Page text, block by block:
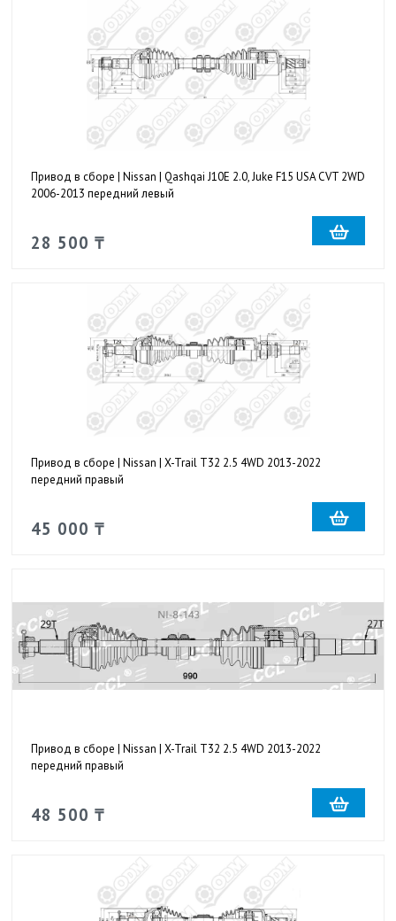
Привод в сборе | Nissan | Qashqai J10E 2.0, Juke F15 USA CVT 2WD
2006-2013 передний левый
28 500 ₸
Привод в сборе | Nissan | X-Trail T32 2.5 4WD 2013-2022
передний правый
45 000 ₸
Привод в сборе | Nissan | X-Trail T32 2.5 4WD 2013-2022
передний правый
48 500 ₸